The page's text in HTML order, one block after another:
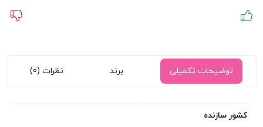
توضیحات تکمیلی برند نظرات (0)
کشور سازنده